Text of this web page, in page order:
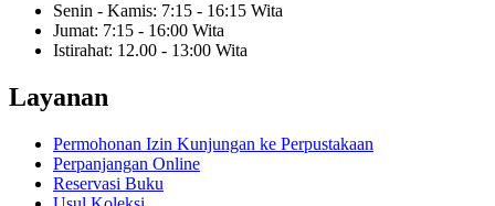
Senin - Kamis: 7:15 - 16:15 Wita
Jumat: 7:15 - 16:00 Wita
Istirahat: 12.00 - 13:00 Wita
Layanan
Permohonan Izin Kunjungan ke Perpustakaan
Perpanjangan Online
Reservasi Buku